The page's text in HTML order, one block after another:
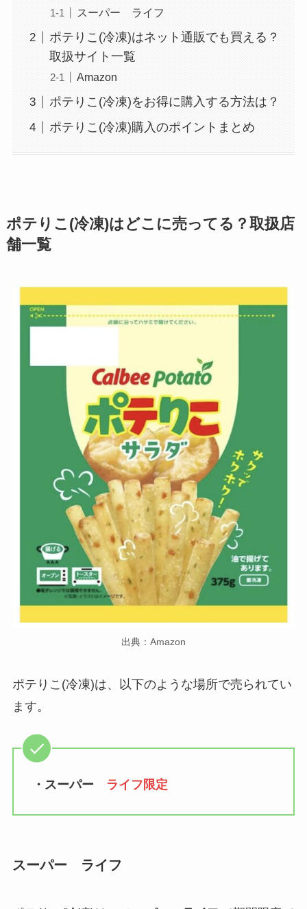
スーパー ライフ
ポテりこ(冷凍)はネット通販でも買える？
取扱サイト一覧
Amazon
ポテりこ(冷凍)をお得に購入する方法は？
ポテりこ(冷凍)購入のポイントまとめ
ポテりこ(冷凍)はどこに売ってる？取扱店
舗一覧
出典：Amazon
ポテりこ(冷凍)は、以下のような場所で売られてい
ます。
・スーパー ライフ限定
スーパー ライフ